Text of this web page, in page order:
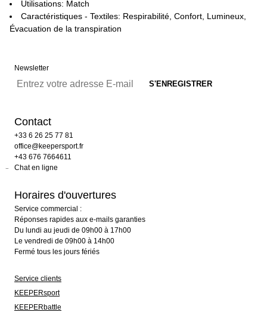
Utilisations: Match
Caractéristiques - Textiles: Respirabilité, Confort, Lumineux,
Évacuation de la transpiration
Newsletter
Contact
+33 6 26 25 77 81
office@keepersport.fr
+43 676 7664611
Chat en ligne
Horaires d'ouvertures
Service commercial :
Réponses rapides aux e-mails garanties
Du lundi au jeudi de 09h00 à 17h00
Le vendredi de 09h00 à 14h00
Fermé tous les jours fériés
Service clients
KEEPERsport
KEEPERbattle